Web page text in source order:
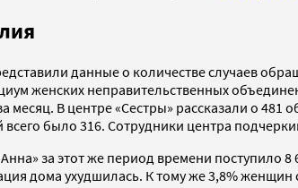
данные о количестве случаев
женских неправительственных
месяц. В центре «Сестры» рассказали о
было 316. Сотрудники центра
за этот же период времени поступило
дома ухудшилась. К тому же 3,8%